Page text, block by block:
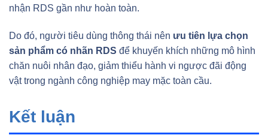
nhận RDS gần như hoàn toàn.
Do đó, người tiêu dùng thông thái nên ưu tiên lựa chọn
sản phẩm có nhãn RDS để khuyến khích những mô hình
chăn nuôi nhân đạo, giảm thiểu hành vi ngược đãi động
vật trong ngành công nghiệp may mặc toàn cầu.
Kết luận